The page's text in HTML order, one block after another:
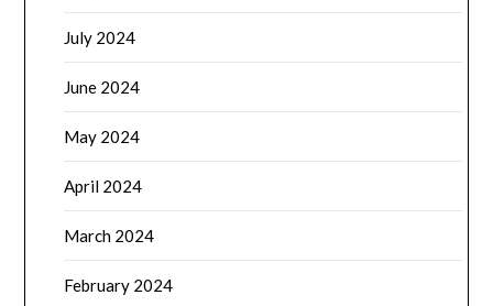
July 2024
June 2024
May 2024
April 2024
March 2024
February 2024